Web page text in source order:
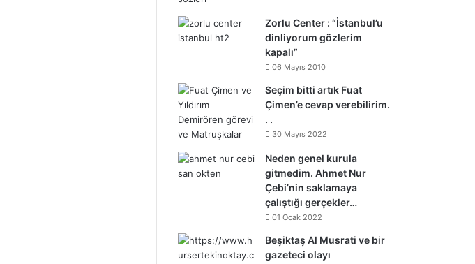
Zorlu Center : “İstanbul’u
dinliyorum gözlerim
kapalı”
06 Mayıs 2010
Seçim bitti artık Fuat
Çimen’e cevap verebilirim.
. .
30 Mayıs 2022
Neden genel kurula
gitmedim. Ahmet Nur
Çebi’nin saklamaya
çalıştığı gerçekler…
01 Ocak 2022
Beşiktaş Al Musrati ve bir
gazeteci olayı